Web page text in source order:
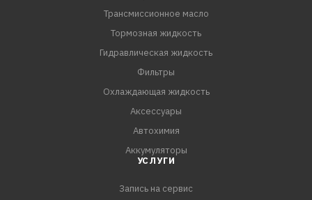
Трансмиссионное масло
Тормозная жидкость
Гидравлическая жидкость
Фильтры
Охлаждающая жидкость
Аксессуары
Автохимия
Аккумуляторы
УСЛУГИ
Запись на сервис